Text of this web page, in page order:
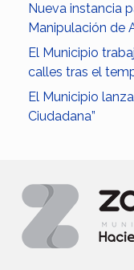
Nueva instancia
Manipulación de
El Municipio
calles tras el
El Municipio
Ciudadana”